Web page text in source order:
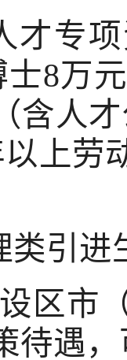
才专
8万
含人
上劳
类引
设区市
待遇